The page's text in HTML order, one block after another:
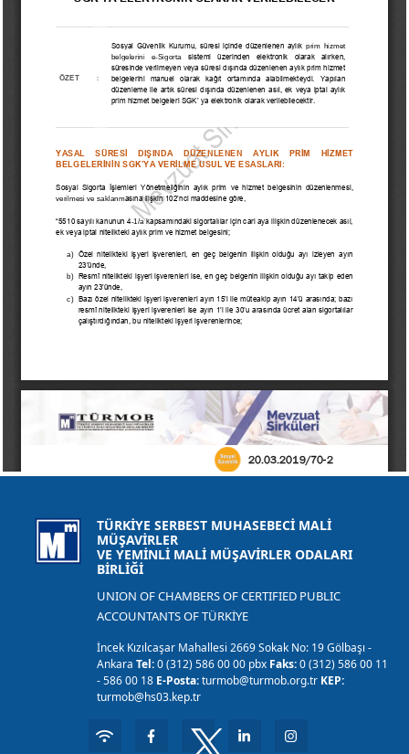
TÜRKİYE SERBEST MUHASEBECİ MALİ
MÜŞAVİRLER
VE YEMİNLİ MALİ MÜŞAVİRLER ODALARI
BİRLİĞİ
UNION OF CHAMBERS OF CERTIFIED PUBLIC
ACCOUNTANTS OF TÜRKİYE
İncek Kızılcaşar Mahallesi 2669 Sokak No: 19 Gölbaşı -
AnkaraTel:0 (312) 586 00 00 pbx Faks:0 (312) 586 00 11
- 586 00 18 E-Posta:turmob@turmob.org.tr KEP:
turmob@hs03.kep.tr